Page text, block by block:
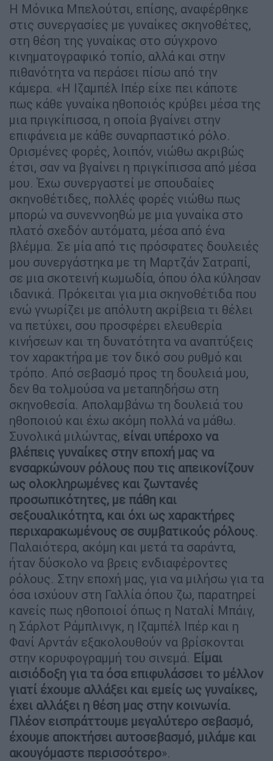
Η Μόνικα Μπελούτσι, επίσης, αναφέρθηκε
στις συνεργασίες με γυναίκες σκηνοθέτες,
στη θέση της γυναίκας στο σύγχρονο
κινηματογραφικό τοπίο, αλλά και στην
πιθανότητα να περάσει πίσω από την
κάμερα. «Η Ιζαμπέλ Ιπέρ είχε πει κάποτε
πως κάθε γυναίκα ηθοποιός κρύβει μέσα της
μια πριγκίπισσα, η οποία βγαίνει στην
επιφάνεια με κάθε συναρπαστικό ρόλο.
Ορισμένες φορές, λοιπόν, νιώθω ακριβώς
έτσι, σαν να βγαίνει η πριγκίπισσα από μέσα
μου. Έχω συνεργαστεί με σπουδαίες
σκηνοθέτιδες, πολλές φορές νιώθω πως
μπορώ να συνεννοηθώ με μια γυναίκα στο
πλατό σχεδόν αυτόματα, μέσα από ένα
βλέμμα. Σε μία από τις πρόσφατες δουλειές
μου συνεργάστηκα με τη Μαρτζάν Σατραπί,
σε μια σκοτεινή κωμωδία, όπου όλα κύλησαν
ιδανικά. Πρόκειται για μια σκηνοθέτιδα που
ενώ γνωρίζει με απόλυτη ακρίβεια τι θέλει
να πετύχει, σου προσφέρει ελευθερία
κινήσεων και τη δυνατότητα να αναπτύξεις
τον χαρακτήρα με τον δικό σου ρυθμό και
τρόπο. Από σεβασμό προς τη δουλειά μου,
δεν θα τολμούσα να μεταπηδήσω στη
σκηνοθεσία. Απολαμβάνω τη δουλειά του
ηθοποιού και έχω ακόμη πολλά να μάθω.
Συνολικά μιλώντας, είναι υπέροχο να
βλέπεις γυναίκες στην εποχή μας να
ενσαρκώνουν ρόλους που τις απεικονίζουν
ως ολοκληρωμένες και ζωντανές
προσωπικότητες, με πάθη και
σεξουαλικότητα, και όχι ως χαρακτήρες
περιχαρακωμένους σε συμβατικούς ρόλους.
Παλαιότερα, ακόμη και μετά τα σαράντα,
ήταν δύσκολο να βρεις ενδιαφέροντες
ρόλους. Στην εποχή μας, για να μιλήσω για τα
όσα ισχύουν στη Γαλλία όπου ζω, παρατηρεί
κανείς πως ηθοποιοί όπως η Ναταλί Μπάιγ,
η Σάρλοτ Ράμπλινγκ, η Ιζαμπέλ Ιπέρ και η
Φανί Αρντάν εξακολουθούν να βρίσκονται
στην κορυφογραμμή του σινεμά. Είμαι
αισιόδοξη για τα όσα επιφυλάσσει το μέλλον
γιατί έχουμε αλλάξει και εμείς ως γυναίκες,
έχει αλλάξει η θέση μας στην κοινωνία.
Πλέον εισπράττουμε μεγαλύτερο σεβασμό,
έχουμε αποκτήσει αυτοσεβασμό, μιλάμε και
ακουγόμαστε περισσότερο».